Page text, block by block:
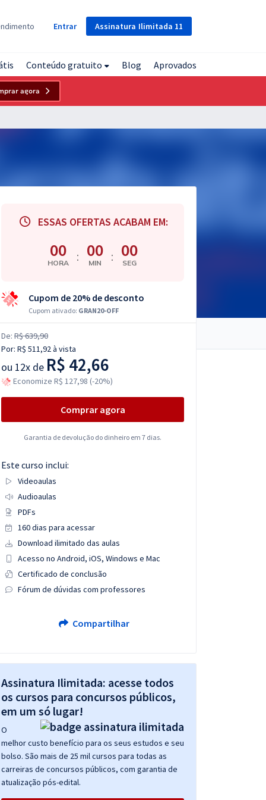
Assinatura Ilimitada 11
Entrar
Conteúdo gratuito Blog Aprovados
agora
ESSAS OFERTAS ACABAM EM:
00
HORA : 00
MIN : 00
SEG
Cupom de 20% de desconto
Cupom ativado: GRAN20-OFF
De: R$ 639,90
Por: R$ 511,92à vista
ou 12x de R$ 42,66
Economize R$ 127,98 (-20%)
Comprar agora
Garantia de devolução do dinheiro em 7 dias.
Este curso inclui:
Videoaulas
Audioaulas
PDFs
160 dias para acessar
Download ilimitado das aulas
Acesso no Android, iOS, Windows e Mac
Certificado de conclusão
Fórum de dúvidas com professores
Compartilhar
Assinatura Ilimitada: acesse todos
os cursos para concursos públicos,
em um só lugar!
O
melhor custo benefício para os seus estudos e seu
bolso. São mais de 25 mil cursos para todas as
carreiras de concursos públicos, com garantia de
atualização pós-edital.